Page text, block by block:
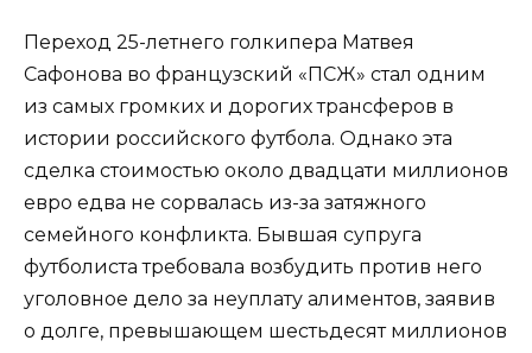
Переход 25-летнего голкипера Матвея
Сафонова во французский «ПСЖ» стал одним
из самых громких и дорогих трансферов в
истории российского футбола. Однако эта
сделка стоимостью около двадцати миллионов
евро едва не сорвалась из-за затяжного
семейного конфликта. Бывшая супруга
футболиста требовала возбудить против него
уголовное дело за неуплату алиментов, заявив
о долге, превышающем шестьдесят миллионов